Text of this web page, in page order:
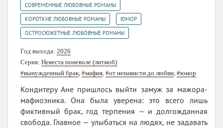
СОВРЕМЕННЫЕ ЛЮБОВНЫЕ РОМАНЫ
КОРОТКИЕ ЛЮБОВНЫЕ РОМАНЫ ЮМОР
ОСТРОСЮЖЕТНЫЕ ЛЮБОВНЫЕ РОМАНЫ
Год выхода: 2026
Серия: Невеста поневоле (литмоб)
#вынужденный брак #мафия #от ненависти до любви #юмор
Кондитеру Ане пришлось выйти замуж за мажора-
мафиозника. Она была уверена: это всего лишь
фиктивный брак, год терпения — и долгожданная
свобода. Главное — улыбаться на людях, не задавать